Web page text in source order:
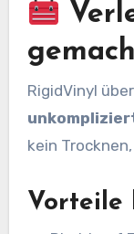
RigidVinyl
kein
Vorteile